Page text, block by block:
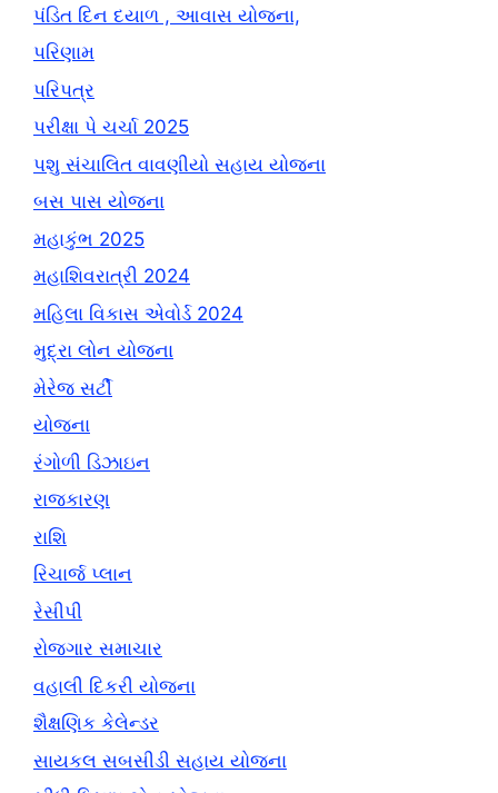
પંડિત દિન દયાળ , આવાસ યોજના,
પરિણામ
પરિપત્ર
પરીક્ષા પે ચર્ચા 2025
પશુ સંચાલિત વાવણીયો સહાય યોજના
બસ પાસ યોજના
મહાકુંભ 2025
મહાશિવરાત્રી 2024
મહિલા વિકાસ એવોર્ડ 2024
મુદ્રા લોન યોજના
મેરેજ સર્ટી
યોજના
રંગોળી ડિઝાઇન
રાજકારણ
રાશિ
રિચાર્જ પ્લાન
રેસીપી
રોજગાર સમાચાર
વહાલી દિકરી યોજના
શૈક્ષણિક કેલેન્ડર
સાયકલ સબસીડી સહાય યોજના